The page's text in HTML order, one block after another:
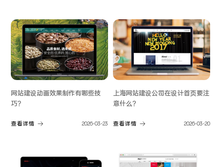
网站建设动画效果制作有哪些技
巧？
查看详情 2026-03-23
上海网站建设公司在设计首页要注
意什么？
查看详情 2026-03-20